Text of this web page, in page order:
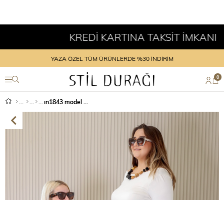
KREDİ KARTINA TAKSİT İMKANI
YAZA ÖZEL TÜM ÜRÜNLERDE %30 İNDİRİM
0
ın1843 model 8 cm topuklu sitreç detaylı kısa bot KAH.SUET